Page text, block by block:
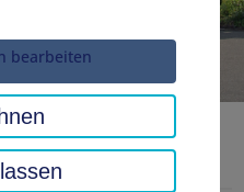
Aktuelles
bearbeiten